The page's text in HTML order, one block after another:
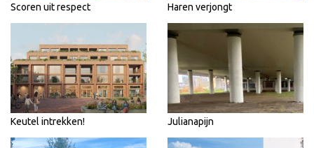
Scoren uit respect Haren verjongt
Keutel intrekken! Julianapijn